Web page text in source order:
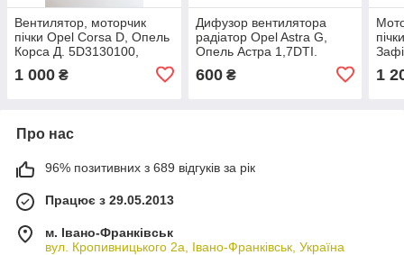
Вентилятор, моторчик
пічки Opel Corsa D, Опель
Корса Д. 5D3130100,
1 000 ₴
Дифузор вентилятора
радіатор Opel Astra G,
Опель Астра 1,7DTI.
600₴ 1
Про нас
96% позитивних з 689 відгуків за рік
Працює з 29.05.2013
м. Івано-Франківськ
вул. Кропивницького 2а, Івано-Франківськ, Україна